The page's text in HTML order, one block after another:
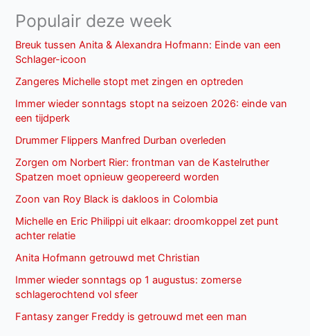
Populair deze week
Breuk tussen Anita & Alexandra Hofmann: Einde van een
Schlager-icoon
Zangeres Michelle stopt met zingen en optreden
Immer wieder sonntags stopt na seizoen 2026: einde van
een tijdperk
Drummer Flippers Manfred Durban overleden
Zorgen om Norbert Rier: frontman van de Kastelruther
Spatzen moet opnieuw geopereerd worden
Zoon van Roy Black is dakloos in Colombia
Michelle en Eric Philippi uit elkaar: droomkoppel zet punt
achter relatie
Anita Hofmann getrouwd met Christian
Immer wieder sonntags op 1 augustus: zomerse
schlagerochtend vol sfeer
Fantasy zanger Freddy is getrouwd met een man